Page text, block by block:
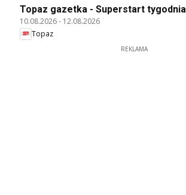
Topaz gazetka - Superstart tygodnia
10.08.2026- 12.08.2026
Topaz
REKLAMA